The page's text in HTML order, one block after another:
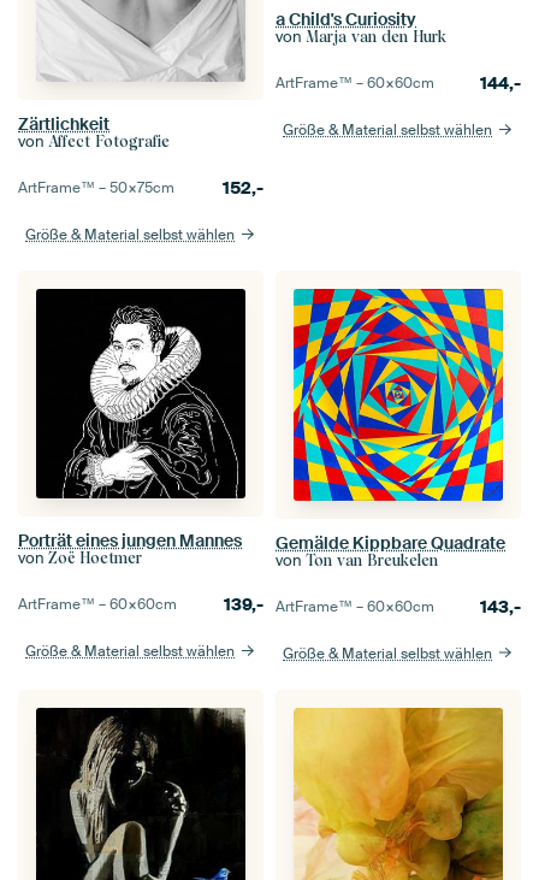
Zärtlichkeit
von Affect Fotografie
ArtFrame™ –50×75cm 152,-
Größe & Material selbst wählen
a Child's Curiosity
von Marja van den Hurk
ArtFrame™ –60×60cm 144,-
Größe & Material selbst wählen
Porträt eines jungen Mannes
von Zoë Hoetmer
ArtFrame™ –60×60cm 139,-
Größe & Material selbst wählen
Gemälde Kippbare Quadrate
von Ton van Breukelen
ArtFrame™ –60×60cm 143,-
Größe & Material selbst wählen